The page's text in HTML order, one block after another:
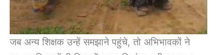
जब अन्य शिक्षक उन्हें समझाने पहुंचे, तो अभिभावकों ने